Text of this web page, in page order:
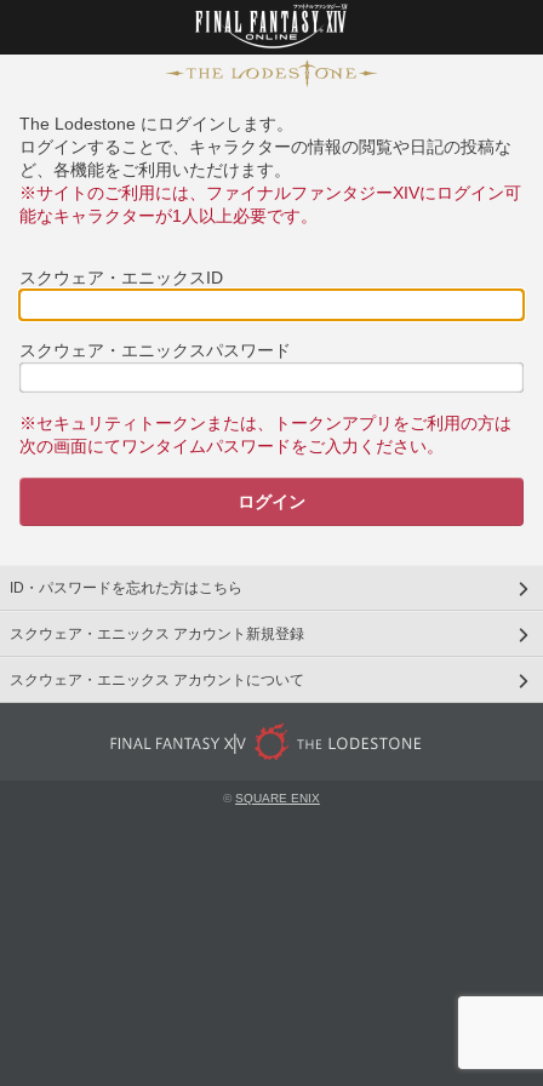
The Lodestone にログインします。
ログインすることで、キャラクターの情報の閲覧や日記の投稿な
ど、各機能をご利用いただけます。
※サイトのご利用には、ファイナルファンタジーXIVにログイン可
能なキャラクターが1人以上必要です。
スクウェア・エニックスID
スクウェア・エニックスパスワード
※セキュリティトークンまたは、トークンアプリをご利用の方は
次の画面にてワンタイムパスワードをご入力ください。
ログイン
ID・パスワードを忘れた方はこちら
スクウェア・エニックス アカウント新規登録
スクウェア・エニックス アカウントについて
©SQUARE ENIX